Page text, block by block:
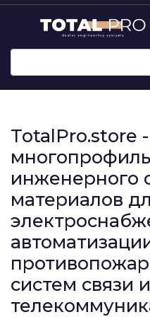
TotalPro.store
инженерного
материалов
систем связи и